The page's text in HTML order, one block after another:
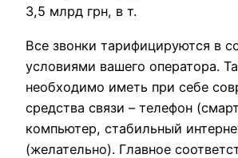
3,5 млрд грн, в т.
Все звонки тарифицируются в
условиями вашего оператора.
необходимо иметь при себе
средства связи – телефон
компьютер, стабильный
(желательно). Главное